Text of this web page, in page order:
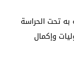
به تحت الحراسة
وإكمال